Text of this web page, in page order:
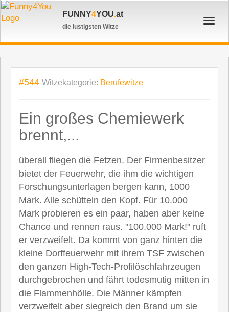
FUNNY4YOU.at
die lustigsten Witze
#544 Witzekategorie: Berufewitze
Ein großes Chemiewerk
brennt,...
überall fliegen die Fetzen. Der Firmenbesitzer
bietet der Feuerwehr, die ihm die wichtigen
Forschungsunterlagen bergen kann, 1000
Mark. Alle schütteln den Kopf. Für 10.000
Mark probieren es ein paar, haben aber keine
Chance und rennen raus. "100.000 Mark!" ruft
er verzweifelt. Da kommt von ganz hinten die
kleine Dorffeuerwehr mit ihrem TSF zwischen
den ganzen High-Tech-Profilöschfahrzeugen
durchgebrochen und fährt todesmutig mitten in
die Flammenhölle. Die Männer kämpfen
verzweifelt aber siegreich den Brand um sie